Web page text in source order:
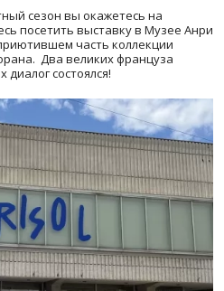
сезон вы окажетесь на
посетить выставку в Музее Анри
часть коллекции
Два великих француза
диалог состоялся!